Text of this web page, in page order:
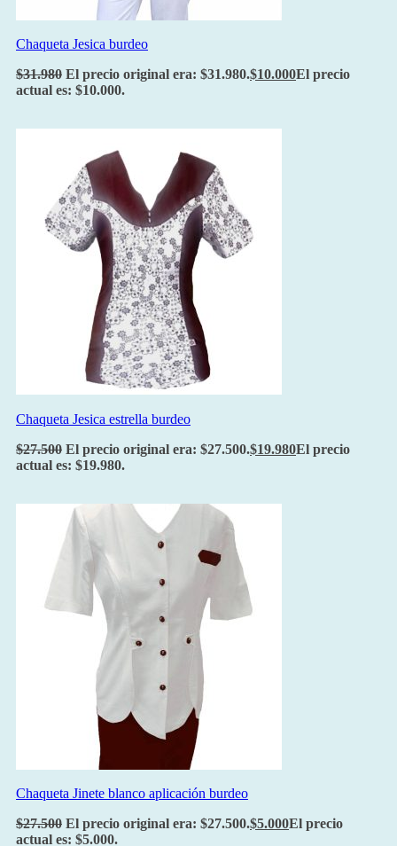
Chaqueta Jesica burdeo
$31.980 El precio original era: $31.980.$10.000El precio
actual es: $10.000.
Chaqueta Jesica estrella burdeo
$27.500 El precio original era: $27.500.$19.980El precio
actual es: $19.980.
Chaqueta Jinete blanco aplicación burdeo
$27.500 El precio original era: $27.500.$5.000El precio
actual es: $5.000.